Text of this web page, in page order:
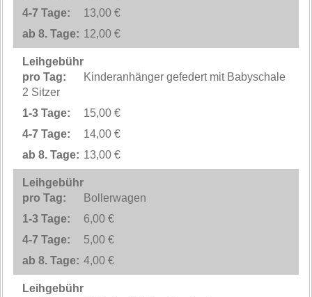
13,00 €
12,00 €
Kinderanhänger gefedert mit Babyschale
2 Sitzer
15,00 €
14,00 €
13,00 €
Bollerwagen
6,00 €
5,00 €
4,00 €